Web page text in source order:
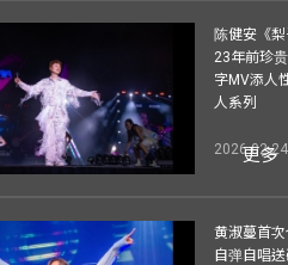
陈健安《
23年前珍
字MV添人
人系列
2026-02-24
更多
黄淑蔓首
自弹自唱